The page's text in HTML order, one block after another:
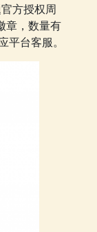
方授权周
章，数量有
台客服。